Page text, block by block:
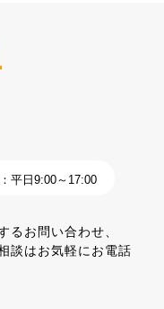
平日9:00～17:00
るお問い合わせ、
談はお気軽にお電話